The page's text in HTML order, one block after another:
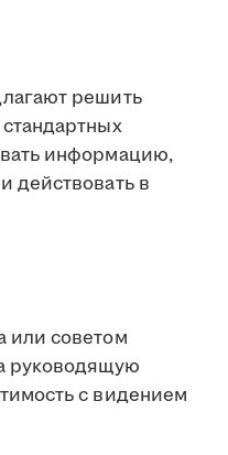
решить
информацию,
действовать в
или советом
руководящую
с видением